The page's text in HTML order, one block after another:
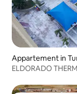
Appartement in
ELDORADO